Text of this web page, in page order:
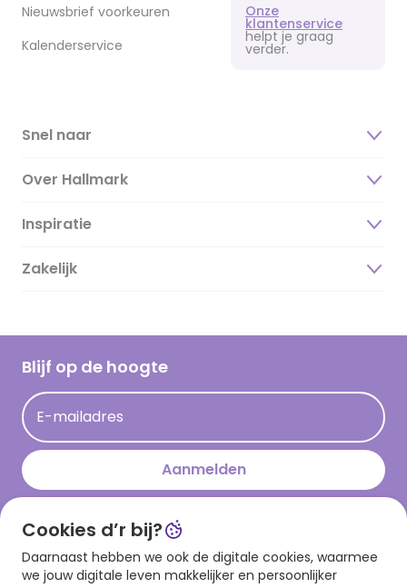
Nieuwsbrief voorkeuren
Kalenderservice
Onze
klantenservice
helpt je graag
verder.
Snel naar
Over Hallmark
Over ons
Duurzaamheid
Hallmark Kaartclub
Acties
Persberichten
Hallmark en Kinderpostzegels
Inspiratie
Magazine
Cadeau inspiratie
Kaartinspiratie
Zakelijk
Blijf op de hoogte
E-mailadres
Aanmelden
Download onze app
Cookies d’r bij?
Daarnaast hebben we ook de digitale cookies, waarmee
we jouw digitale leven makkelijker en persoonlijker